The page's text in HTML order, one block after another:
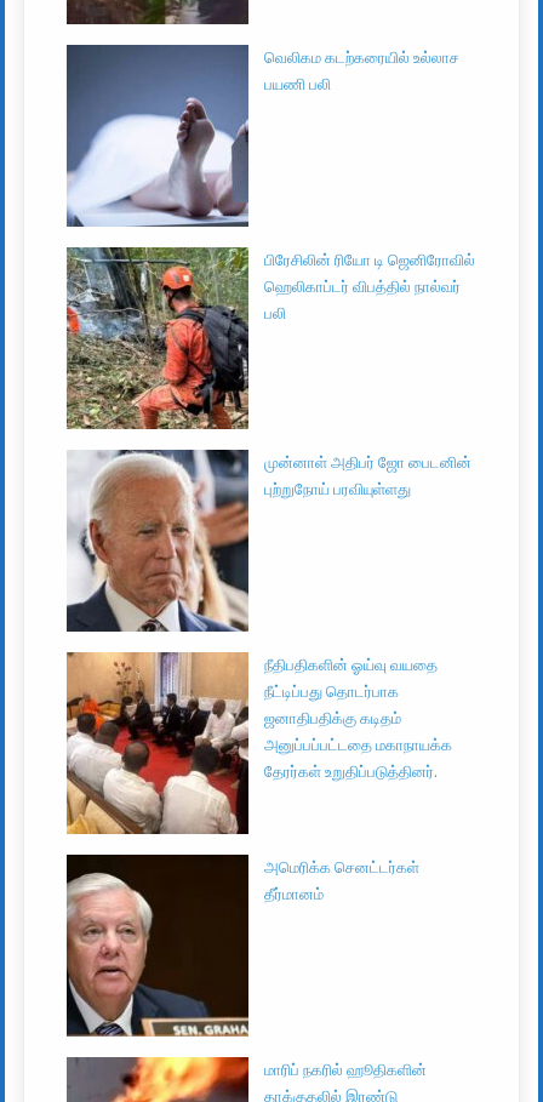
வெலிகம கடற்கரையில் உல்லாச
பயணி பலி
பிரேசிலின் ரியோ டி ஜெனிரோவில்
ஹெலிகாப்டர் விபத்தில் நால்வர்
பலி
முன்னாள் அதிபர் ஜோ பைடனின்
புற்றுநோய் பரவியுள்ளது
நீதிபதிகளின் ஓய்வு வயதை
நீட்டிப்பது தொடர்பாக
ஜனாதிபதிக்கு கடிதம்
அனுப்பப்பட்டதை மகாநாயக்க
தேரர்கள் உறுதிப்படுத்தினர்.
அமெரிக்க செனட்டர்கள்
தீர்மானம்
மாரிப் நகரில் ஹூதிகளின்
தாக்குதலில் இரண்டு